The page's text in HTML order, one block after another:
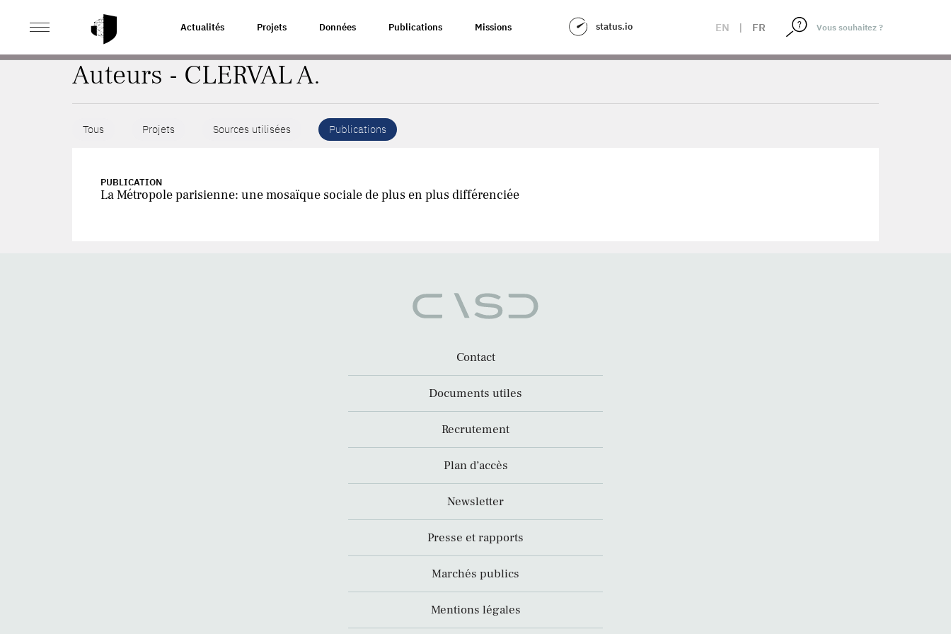
Actualités Projets Données Publications Missions status.io EN | FR
ACCUEIL
Auteurs - CLERVAL A.
Tous Projets Sources utilisées Publications
PUBLICATION
La Métropole parisienne: une mosaïque sociale de plus en plus différenciée
Contact
Documents utiles
Recrutement
Plan d’accès
Newsletter
Presse et rapports
Marchés publics
Mentions légales